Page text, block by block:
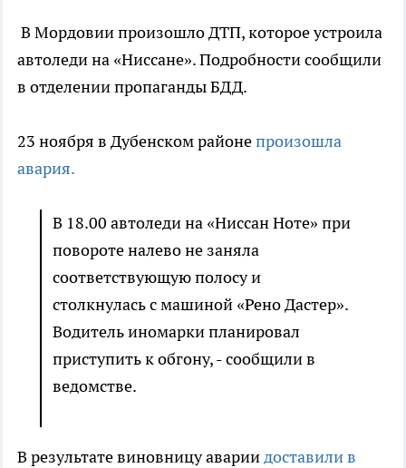
В Мордовии произошло ДТП, которое устроила
автоледи на «Ниссане». Подробности сообщили
в отделении пропаганды БДД.
23 ноября в Дубенском районепроизошла
авария.
В 18.00 автоледи на «Ниссан Ноте» при
повороте налево не заняла
соответствующую полосу и
столкнулась с машиной «Рено Дастер».
Водитель иномарки планировал
приступить к обгону, - сообщили в
ведомстве.
В результате виновницу авариидоставили в